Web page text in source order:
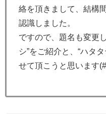
絡を頂きまして、結構
認識しました。
ですので、題名も変更
シ”をご紹介と、“ハタ
せて頂こうと思います